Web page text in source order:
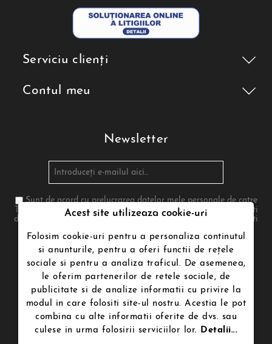
Serviciu clienți
Contul meu
Newsletter
Sunt de acord cu prelucrarea datelor mele personale de catre
Termenii de utilizare poenari.ro in conformitate cu legea. Te poti
dezabona in orice moment. Pentru aceasta te rugam sa folosesti
Urmăriți-ne
Acest site utilizeaza cookie-uri
Folosim cookie-uri pentru a personaliza continutul
si anunturile, pentru a oferi functii de rețele
sociale si pentru a analiza traficul. De asemenea,
le oferim partenerilor de retele sociale, de
publicitate si de analize informatii cu privire la
modul in care folositi site-ul nostru. Acestia le pot
combina cu alte informatii oferite de dvs. sau
culese in urma folosirii serviciilor lor. Detalii...